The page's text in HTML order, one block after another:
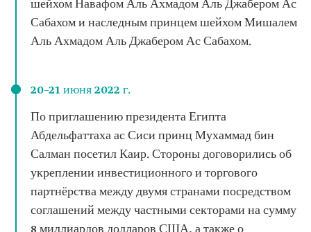
шейхом Навафом Аль Ахмадом Аль Джабером Ас
Сабахом и наследным принцем шейхом Мишалем
Аль Ахмадом Аль Джабером Ас Сабахом.
20–21 июня 2022 г.
По приглашению президента Египта
Абдельфаттаха ас Сиси принц Мухаммад бин
Салман посетил Каир. Стороны договорились об
укреплении инвестиционного и торгового
партнёрства между двумя странами посредством
соглашений между частными секторами на сумму